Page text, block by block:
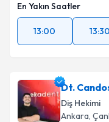
En Yakın Saatler
13:00 13:30
Dt.
Diş Hekimi
Ankara,